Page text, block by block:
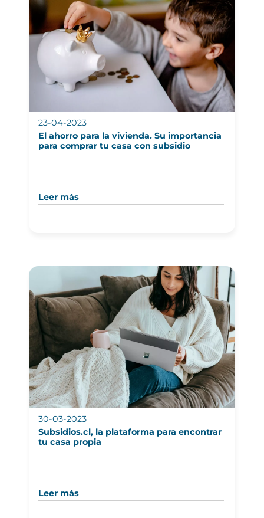
23-04-2023
El ahorro para la vivienda. Su importancia
para comprar tu casa con subsidio
Leer más
30-03-2023
Subsidios.cl, la plataforma para encontrar
tu casa propia
Leer más